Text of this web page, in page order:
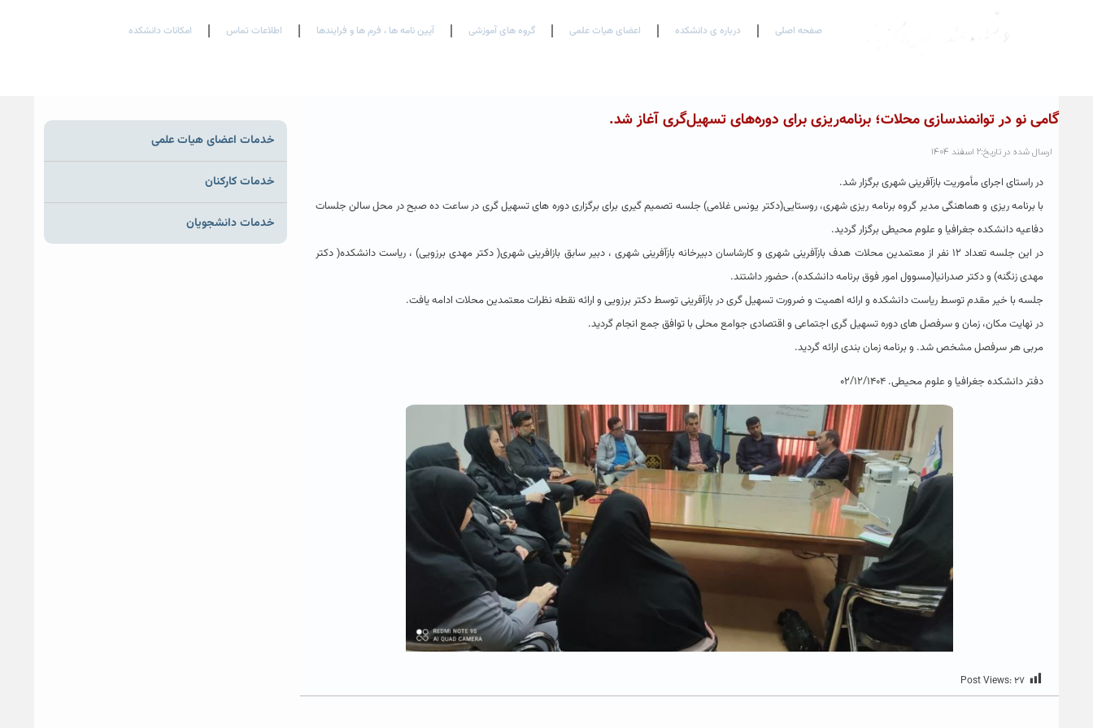
صفحه اصلی درباره ی دانشکده اعضای هیات علمی گروه های آموزشی آیین نامه ها ، فرم ها و فرایندها اطلاعات تماس امکانات دانشکده
گامی نو در توانمندسازی محلات؛ برنامه‌ریزی برای دوره‌های تسهیل‌گری آغاز شد.
ارسال شده در تاریخ:۲ اسفند ۱۴۰۴
در راستای اجرای مأموریت بازآفرینی شهری برگزار شد.
با برنامه ریزی و هماهنگی مدیر گروه برنامه ریزی شهری، روستایی(دکتر یونس غلامی) جلسه تصمیم گیری برای برگزاری دوره های تسهیل گری در ساعت ده صبح در محل سالن جلسات
دفاعیه دانشکده جغرافیا و علوم محیطی برگزار گردید.
در این جلسه تعداد ۱۲ نفر از معتمدین محلات هدف بازآفرینی شهری و کارشاسان دبیرخانه بازآفرینی شهری ، دبیر سابق بازافرینی شهری( دکتر مهدی برزویی) ، ریاست دانشکده( دکتر
مهدی زنگنه) و دکتر صدرانیا(مسوول امور فوق برنامه دانشکده)، حضور داشتند.
جلسه با خیر مقدم توسط ریاست دانشکده و ارائه اهمیت و ضرورت تسهیل گری در بازآفرینی توسط دکتر برزویی و ارائه نقطه نظرات معتمدین محلات ادامه یافت.
در نهایت مکان، زمان و سرفصل های دوره تسهیل گری اجتماعی و اقتصادی جوامع محلی با توافق جمع انجام گردید.
مربی هر سرفصل مشخص شد. و برنامه زمان بندی ارائه گردید.
دفتر دانشکده جغرافیا و علوم محیطی. ۰۲/۱۲/۱۴۰۴
Post Views:۲۷
خدمات اعضای هیات علمی
خدمات کارکنان
خدمات دانشجویان